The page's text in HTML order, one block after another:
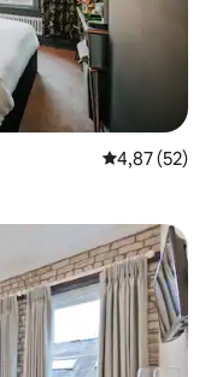
4,87 de uma
4,87 (52)